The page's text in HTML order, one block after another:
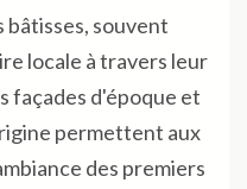
souvent
locale à travers leur
façades d'époque et
permettent aux
des premiers